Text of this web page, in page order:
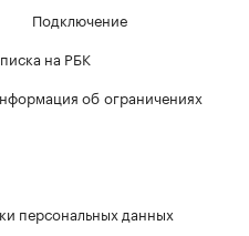
Подключение
на РБК
об ограничениях
персональных данных